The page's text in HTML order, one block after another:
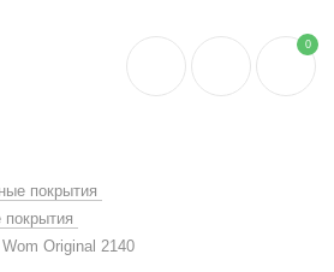
0
покрытия
Original 2140